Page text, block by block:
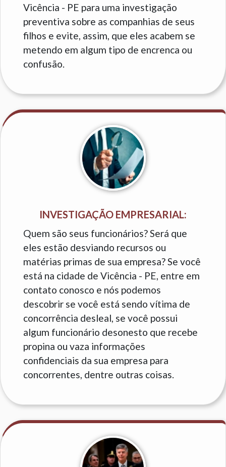
Vicência - PE para uma investigação
preventiva sobre as companhias de seus
filhos e evite, assim, que eles acabem se
metendo em algum tipo de encrenca ou
confusão.
INVESTIGAÇÃO EMPRESARIAL:
Quem são seus funcionários? Será que
eles estão desviando recursos ou
matérias primas de sua empresa? Se você
está na cidade de Vicência - PE, entre em
contato conosco e nós podemos
descobrir se você está sendo vítima de
concorrência desleal, se você possui
algum funcionário desonesto que recebe
propina ou vaza informações
confidenciais da sua empresa para
concorrentes, dentre outras coisas.